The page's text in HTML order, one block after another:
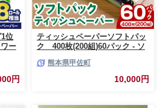
1位
ー
96
時間
ト
円
ティッシュペーパーソフトパッ
ク 400枚(200組)60パック - ソ
ー 生活用品 雑貨 日用品 必需品
紙 常備品 まとめ買い 備蓄 防災
ストック 熊本県 甲佐町【ZC】
熊本県甲佐町
10,000円